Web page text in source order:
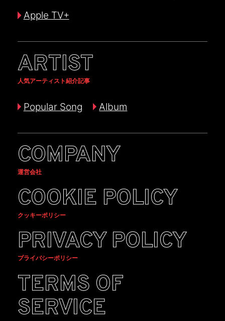
Apple TV+
ARTIST
人気アーティスト紹介記事
Popular Song Album
COMPANY
運営会社
COOKIE POLICY
クッキーポリシー
PRIVACY POLICY
プライバシーポリシー
TERMS OF
SERVICE